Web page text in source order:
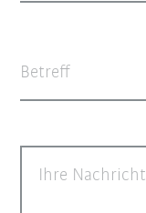
Betreff
Ihre Nachricht